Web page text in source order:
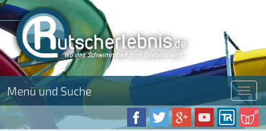
Menü und Suche Menü